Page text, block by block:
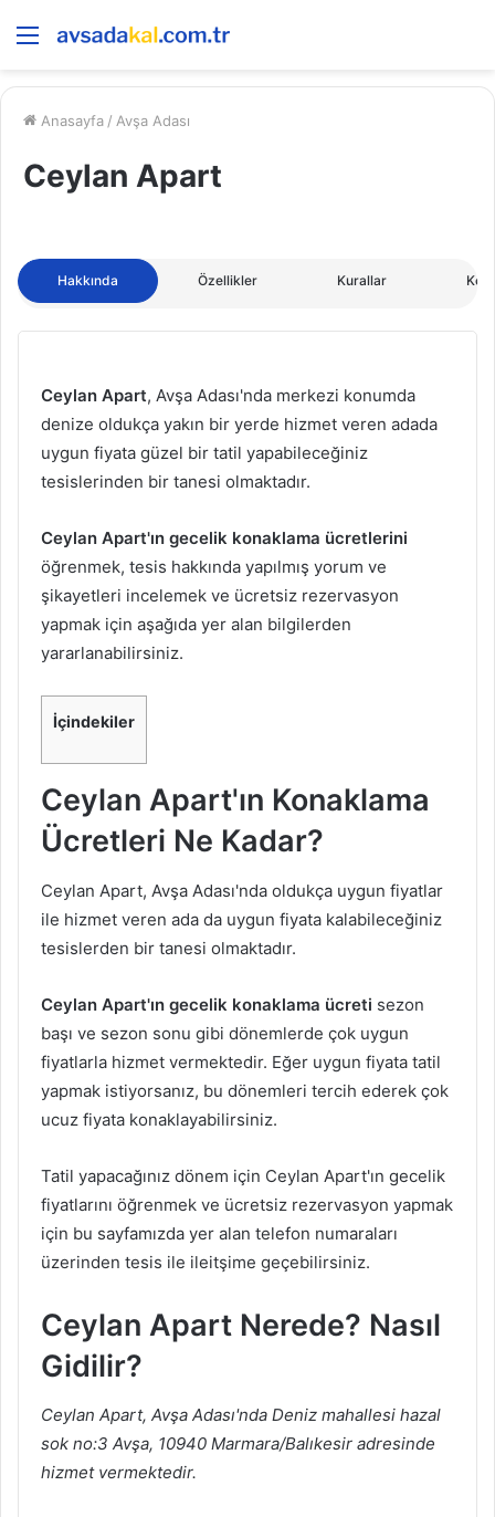
Menü
Anasayfa / Avşa Adası
Ceylan Apart
Hakkında Özellikler Kurallar
Ceylan Apart, Avşa Adası'nda merkezi konumda
denize oldukça yakın bir yerde hizmet veren adada
uygun fiyata güzel bir tatil yapabileceğiniz
tesislerinden bir tanesi olmaktadır.
Ceylan Apart'ın gecelik konaklama ücretlerini
öğrenmek, tesis hakkında yapılmış yorum ve
şikayetleri incelemek ve ücretsiz rezervasyon
yapmak için aşağıda yer alan bilgilerden
yararlanabilirsiniz.
İçindekiler
Ceylan Apart'ın Konaklama
Ücretleri Ne Kadar?
Ceylan Apart, Avşa Adası'nda oldukça uygun fiyatlar
ile hizmet veren ada da uygun fiyata kalabileceğiniz
tesislerden bir tanesi olmaktadır.
Ceylan Apart'ın gecelik konaklama ücreti sezon
başı ve sezon sonu gibi dönemlerde çok uygun
fiyatlarla hizmet vermektedir. Eğer uygun fiyata tatil
yapmak istiyorsanız, bu dönemleri tercih ederek çok
ucuz fiyata konaklayabilirsiniz.
Tatil yapacağınız dönem için Ceylan Apart'ın gecelik
fiyatlarını öğrenmek ve ücretsiz rezervasyon yapmak
için bu sayfamızda yer alan telefon numaraları
üzerinden tesis ile ileitşime geçebilirsiniz.
Ceylan Apart Nerede? Nasıl
Gidilir?
Ceylan Apart, Avşa Adası'nda Deniz mahallesi hazal
sok no:3 Avşa, 10940 Marmara/Balıkesir adresinde
hizmet vermektedir.